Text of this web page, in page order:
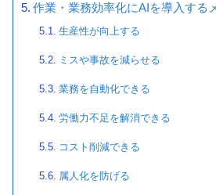
作業・業務効率化にAIを導入する
生産性が向上する
ミスや事故を減らせる
業務を自動化できる
労働力不足を解消できる
コスト削減できる
属人化を防げる